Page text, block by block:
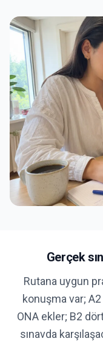
Gerçek
Rutana uygun
konuşma var;
ONA ekler; B2
sınavda